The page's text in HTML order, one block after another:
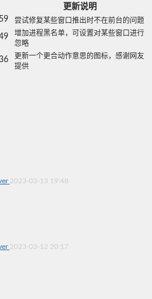
更新说明
尝试修复某些窗口推出时不在前台的问题
增加进程黑名单，可设置对某些窗口进行
忽略
更新一个更合动作意思的图标，感谢网友
提供
2023-03-13 19:48
2023-03-12 20:17